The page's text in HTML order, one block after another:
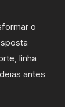
o
linha
antes